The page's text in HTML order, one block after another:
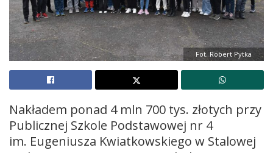
Fot. Robert Pytka
Nakładem ponad 4 mln 700 tys. złotych przy
Publicznej Szkole Podstawowej nr 4
im. Eugeniusza Kwiatkowskiego w Stalowej